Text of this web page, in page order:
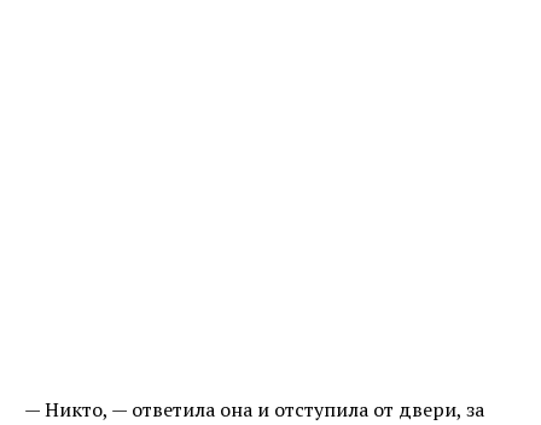
— Никто, — ответила она и отступила от двери, за